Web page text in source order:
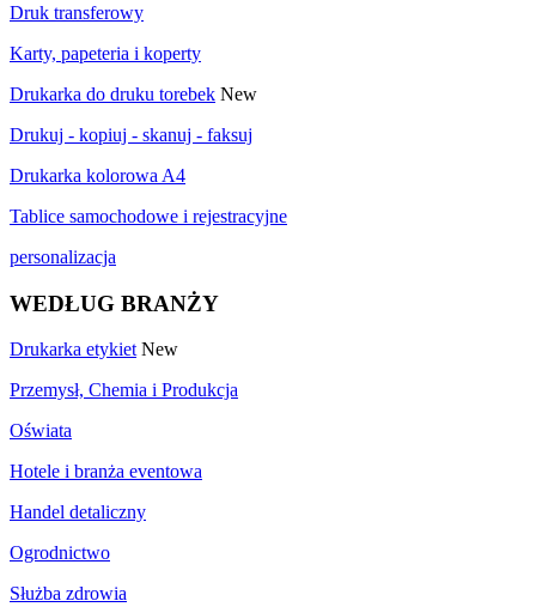
Druk transferowy
Karty, papeteria i koperty
Drukarka do druku torebek New
Drukuj - kopiuj - skanuj - faksuj
Drukarka kolorowa A4
Tablice samochodowe i rejestracyjne
personalizacja
WEDŁUG BRANŻY
Drukarka etykiet New
Przemysł, Chemia i Produkcja
Oświata
Hotele i branża eventowa
Handel detaliczny
Ogrodnictwo
Służba zdrowia